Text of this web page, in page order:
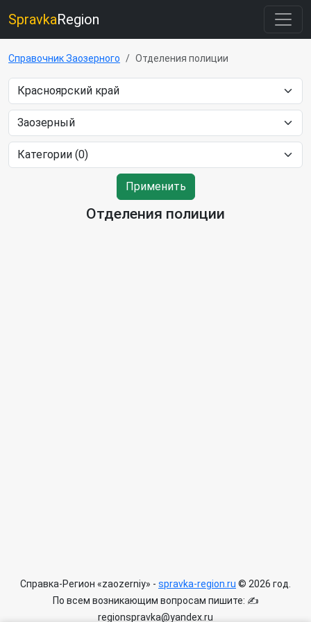
SpravkaRegion
Справочник Заозерного Отделения полиции
Применить
Отделения полиции
Справка-Регион «zaozerniy» - spravka-region.ru © 2026 год.
По всем возникающим вопросам пишите: ✍
regionspravka@yandex.ru